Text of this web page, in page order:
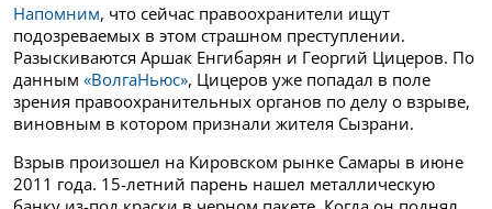
Напомним, что сейчас правоохранители ищут
подозреваемых в этом страшном преступлении.
Разыскиваются Аршак Енгибарян и Георгий Цицеров. По
данным «ВолгаНьюс», Цицеров уже попадал в поле
зрения правоохранительных органов по делу о взрыве,
виновным в котором признали жителя Сызрани.
Взрыв произошел на Кировском рынке Самары в июне
2011 года. 15-летний парень нашел металлическую